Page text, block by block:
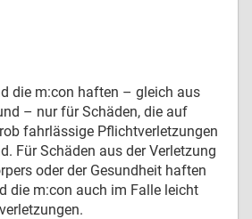
die m:con haften – gleich aus
– nur für Schäden, die auf
fahrlässige Pflichtverletzungen
Für Schäden aus der Verletzung
oder der Gesundheit haften
die m:con auch im Falle leicht